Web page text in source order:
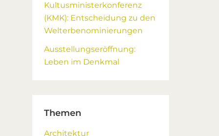
Kultusministerkonferenz
(KMK): Entscheidung zu den
Welterbenominierungen
Ausstellungseröffnung:
Leben im Denkmal
Themen
Architektur